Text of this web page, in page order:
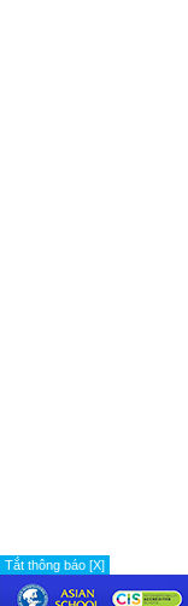
Tắt thông báo [X]